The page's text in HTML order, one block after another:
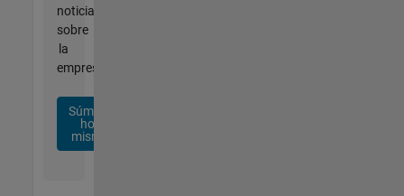
noticias
sobre
la
empresa.
Súmese
hoy
mismo